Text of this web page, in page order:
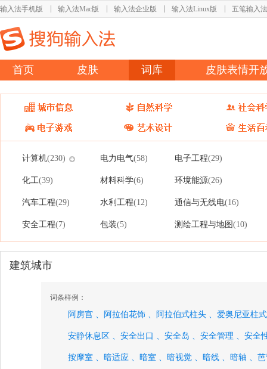
输入法手机版 输入法Mac版 输入法企业版 输入法Linux版 五笔输入法
首页 皮肤 词库 皮肤表情开
计算机(230) 电力电气(58) 电子工程(29)
化工(39) 材料科学(6) 环境能源(26)
汽车工程(29) 水利工程(12) 通信与无线电(16)
安全工程(7) 包装(5) 测绘工程与地图(10)
建筑城市
词条样例：
阿房宫 、 阿拉伯花饰 、 阿拉伯式柱头 、 爱奥尼亚柱
安静休息区 、 安全出口 、 安全岛 、 安全管理 、 安全
按摩室 、 暗适应 、 暗室 、 暗视觉 、 暗线 、 暗轴 、